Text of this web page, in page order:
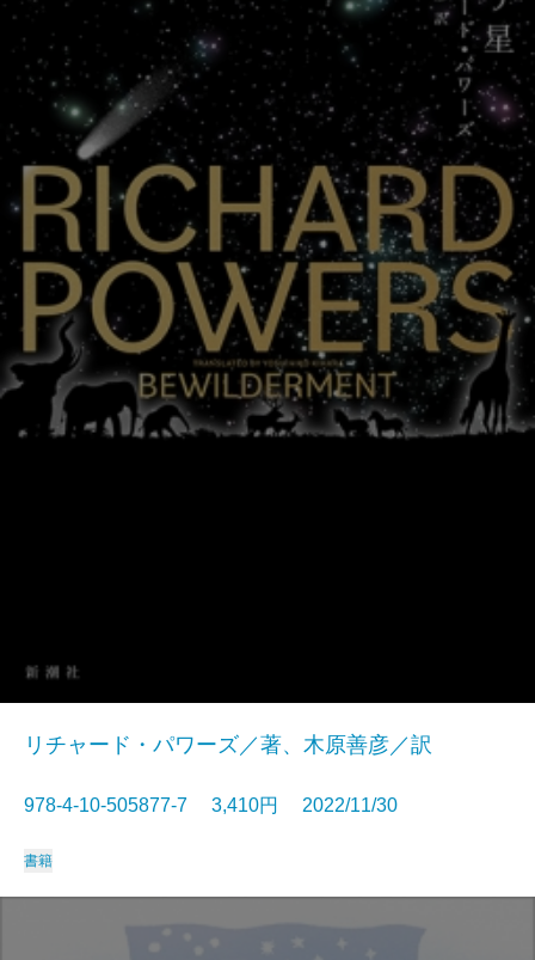
リチャード・パワーズ／著、木原善彦／訳
978-4-10-505877-7 3,410円 2022/11/30
書籍